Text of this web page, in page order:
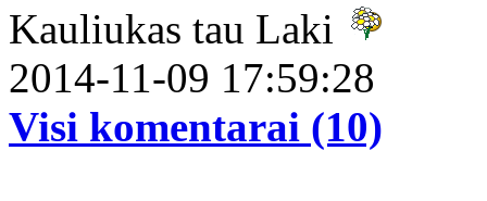
Kauliukas tau Laki
2014-11-09 17:59:28
Visi komentarai (10)